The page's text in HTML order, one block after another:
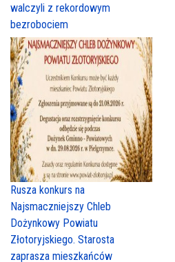
walczyli z rekordowym
bezrobociem
Rusza konkurs na
Najsmaczniejszy Chleb
Dożynkowy Powiatu
Złotoryjskiego. Starosta
zaprasza mieszkańców